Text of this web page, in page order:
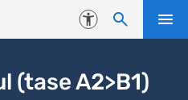
Juurdepääsetavus
(tase A2>B1)